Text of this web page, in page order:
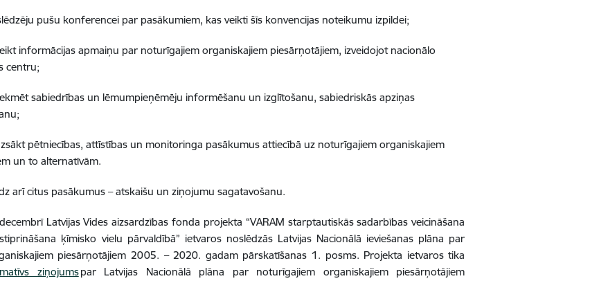
pušu konferencei par pasākumiem, kas veikti šīs konvencijas noteikumu izpildei;
informācijas apmaiņu par noturīgajiem organiskajiem piesārņotājiem, izveidojot nacionālo
centru;
sabiedrības un lēmumpieņēmēju informēšanu un izglītošanu, sabiedriskās apziņas
pētniecības, attīstības un monitoringa pasākumus attiecībā uz noturīgajiem organiskajiem
un to alternatīvām.
arī citus pasākumus – atskaišu un ziņojumu sagatavošanu.
Latvijas Vides aizsardzības fonda projekta “VARAM starptautiskās sadarbības veicināšana
ķīmisko vielu pārvaldībā” ietvaros noslēdzās Latvijas Nacionālā ieviešanas plāna par
piesārņotājiem 2005. – 2020. gadam pārskatīšanas 1. posms. Projekta ietvaros tika
ziņojumspar Latvijas Nacionālā plāna par noturīgajiem organiskajiem piesārņotājiem